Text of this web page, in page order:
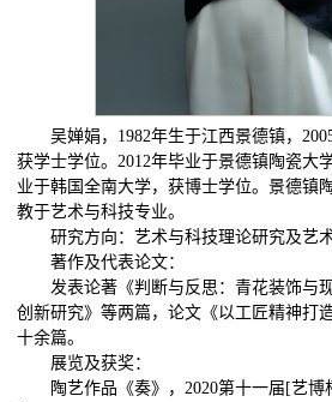
吴婵娟，1982年生于江西景德镇，
获学士学位。2012年毕业于景德镇陶瓷大
业于韩国全南大学，获博士学位。景德镇
教于艺术与科技专业。
研究方向：艺术与科技理论研究及艺
著作及代表论文：
发表论著《判断与反思：青花装饰与
创新研究》等两篇，论文《以工匠精神打
十余篇。
展览及获奖：
陶艺作品《奏》，2020第十一届[艺